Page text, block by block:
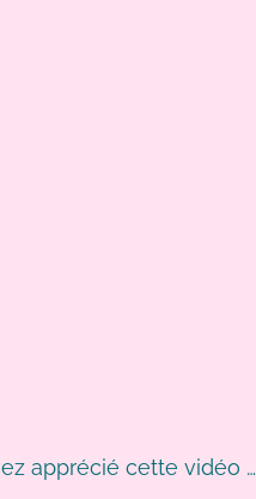
apprécié cette vidéo …